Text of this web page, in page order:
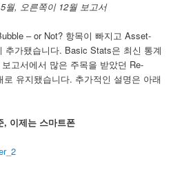
월, 오른쪽이 12월 보고서
– or Not? 항목이 빠지고 Asset-
추가됐습니다. Basic Stats은 최신 통계
고서에서 많은 주목을 받았던 Re-
유지됐습니다. 추가적인 설명은 아래
, 이제는 스마트폰